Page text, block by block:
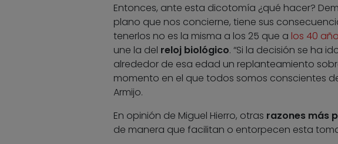
Entonces, ante esta dicotomía ¿qué hacer?
plano que nos concierne, tiene sus
tenerlos no es la misma a los 25 que a los 40
une la del reloj biológico. “Si la decisión se ha
alrededor de esa edad un replanteamiento
momento en el que todos somos conscientes
Armijo.
En opinión de Miguel Hierro, otras razones más
de manera que facilitan o entorpecen esta